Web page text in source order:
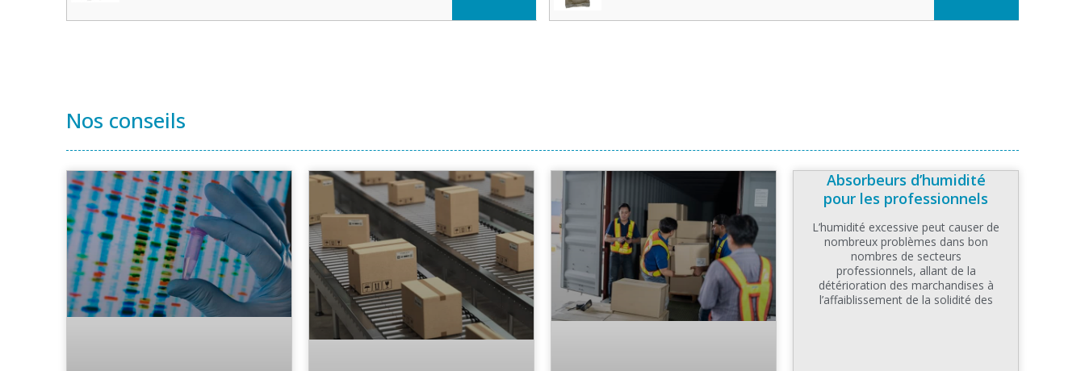
Nos conseils
Absorbeurs d’humidité
pour les professionnels
L’humidité excessive peut causer de
nombreux problèmes dans bon
nombres de secteurs
professionnels, allant de la
détérioration des marchandises à
l’affaiblissement de la solidité des